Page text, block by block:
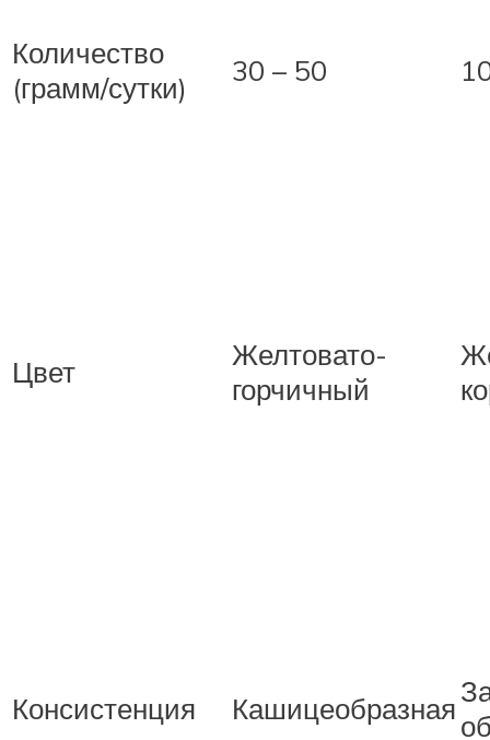
Количество
(грамм/сутки)
30 – 50
Цвет
Желтовато-
горчичный
Консистенция Кашицеобразная